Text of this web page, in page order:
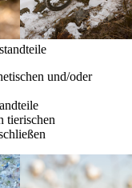
und/oder
tierischen